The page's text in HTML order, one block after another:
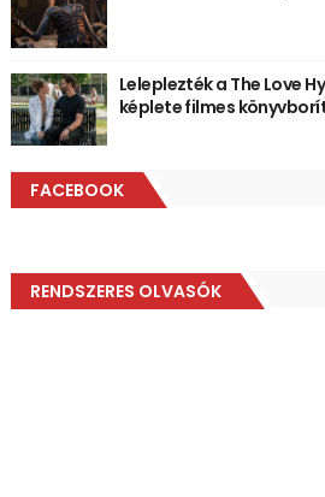
Leleplezték a The Love
képlete filmes
FACEBOOK
RENDSZERES OLVASÓK